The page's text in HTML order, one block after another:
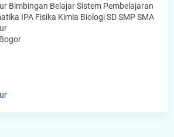
Bimbingan Belajar Sistem Pembelajaran
IPA Fisika Kimia Biologi SD SMP SMA